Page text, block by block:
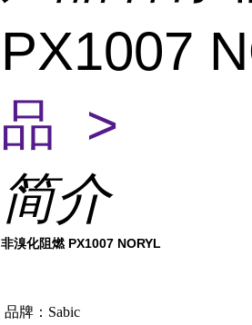
PX1007
品 >
简介
非溴化阻燃 PX1007 NORYL
品牌：Sabic